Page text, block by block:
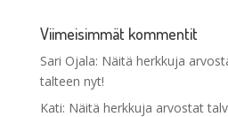
Viimeisimmät kommentit
Sari Ojala: Näitä herkkuja
talteen nyt!
Kati: Näitä herkkuja arvostat